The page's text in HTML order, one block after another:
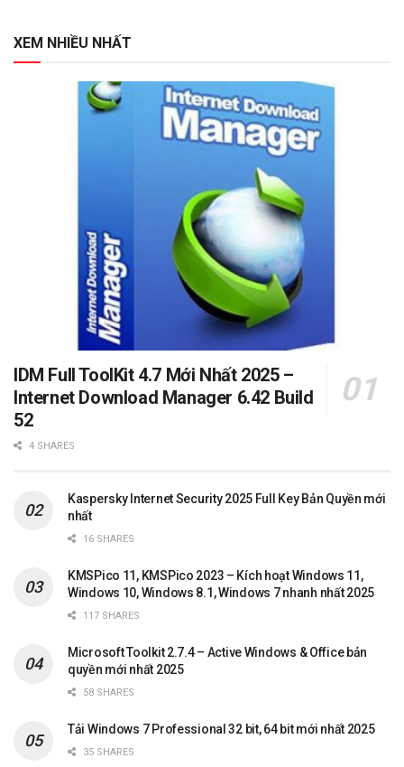
XEM NHIỀU NHẤT
IDM Full ToolKit 4.7 Mới Nhất 2025 –
Internet Download Manager 6.42 Build
52
4 SHARES
Kaspersky Internet Security 2025 Full Key Bản Quyền mới
nhất
16 SHARES
KMSPico 11, KMSPico 2023 – Kích hoạt Windows 11,
Windows 10, Windows 8.1, Windows 7 nhanh nhất 2025
117 SHARES
Microsoft Toolkit 2.7.4 – Active Windows & Office bản
quyền mới nhất 2025
58 SHARES
Tải Windows 7 Professional 32 bit, 64 bit mới nhất 2025
35 SHARES